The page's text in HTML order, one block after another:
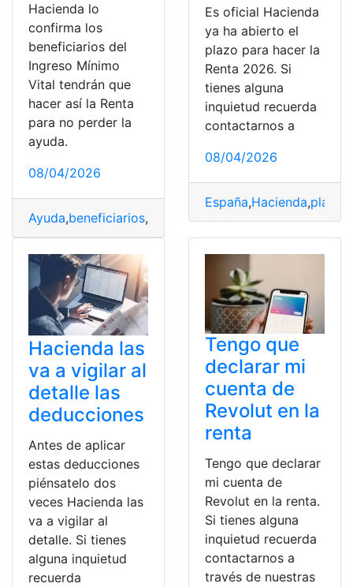
Hacienda lo
confirma los
beneficiarios del
Ingreso Mínimo
Vital tendrán que
hacer así la Renta
para no perder la
ayuda.
08/04/2026
Ayuda,beneficiarios, España,Hacienda,Ingreso,Mínimo
Es oficial Hacienda
ya ha abierto el
plazo para hacer la
Renta 2026. Si
tienes alguna
inquietud recuerda
contactarnos a
08/04/2026
España,Hacienda,plazo
Hacienda las
va a vigilar al
detalle las
deducciones
Antes de aplicar
estas deducciones
piénsatelo dos
veces Hacienda las
va a vigilar al
detalle. Si tienes
alguna inquietud
recuerda
Tengo que
declarar mi
cuenta de
Revolut en la
renta
Tengo que declarar
mi cuenta de
Revolut en la renta.
Si tienes alguna
inquietud recuerda
contactarnos a
través de nuestras